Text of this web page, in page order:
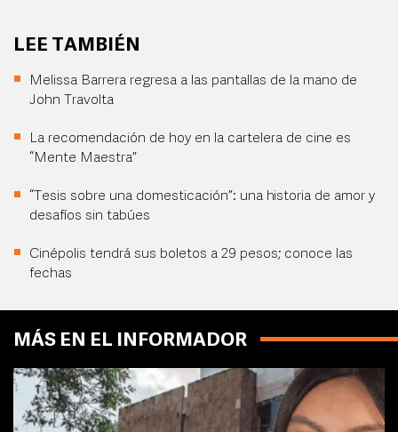
LEE TAMBIÉN
Melissa Barrera regresa a las pantallas de la mano de
John Travolta
La recomendación de hoy en la cartelera de cine es
“Mente Maestra”
“Tesis sobre una domesticación”: una historia de amor y
desafíos sin tabúes
Cinépolis tendrá sus boletos a 29 pesos; conoce las
fechas
MÁS EN EL INFORMADOR